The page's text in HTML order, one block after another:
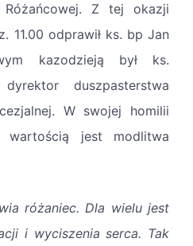
Z tej okazji
11.00 odprawił ks. bp Jan
kazodzieją był ks.
duszpasterstwa
W swojej homilii
wartością jest modlitwa
różaniec. Dla wielu jest
i wyciszenia serca. Tak